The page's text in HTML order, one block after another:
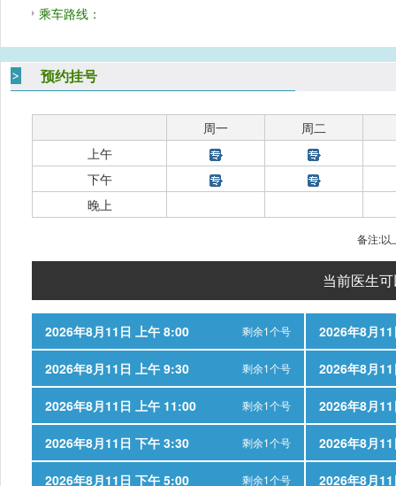
乘车路线：
预约挂号
周一
周二
上午
下午
晚上
备注:以
当前医生
剩余1个号
2026年8月11日 上午 8:00 2026年8月
剩余1个号
2026年8月11日 上午 9:30 2026年8月
剩余1个号
2026年8月11日 上午 11:00 2026年8月
剩余1个号
2026年8月11日 下午 3:30 2026年8月
剩余1个号
2026年8月11日 下午 5:00 2026年8月